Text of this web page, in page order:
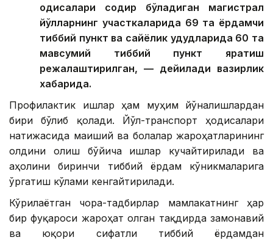
ҳодисалари содир бўладиган магистрал
йўлларнинг участкаларида 69 та ёрдамчи
тиббий пункт ва сайёҳлик ҳудудларида 60 та
мавсумий тиббий пункт яратиш
режалаштирилган, — дейилади вазирлик
хабарида.
Профилактик ишлар ҳам муҳим йўналишлардан
бири бўлиб қолади. Йўл-транспорт ҳодисалари
натижасида маиший ва болалар жароҳатларининг
олдини олиш бўйича ишлар кучайтирилади ва
аҳолини биринчи тиббий ёрдам кўникмаларига
ўргатиш кўлами кенгайтирилади.
Кўрилаётган чора-тадбирлар мамлакатнинг ҳар
бир фуқароси жароҳат олган тақдирда замонавий
ва юқори сифатли тиббий ёрдамдан